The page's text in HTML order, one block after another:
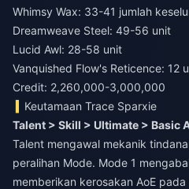
Whimsy Wax: 33-41 jumlah
Dreamweave Steel: 49-56 unit
Lucid Awl: 28-58 unit
Vanquished Flow's Reticence: 12
Credit: 2,260,000-3,000,000
Keutamaan Trace Sparxie
Talent > Skill > Ultimate > Basic
Talent mengawal mekanik
peralihan Mode. Mode 1
memberikan kerosakan AoE